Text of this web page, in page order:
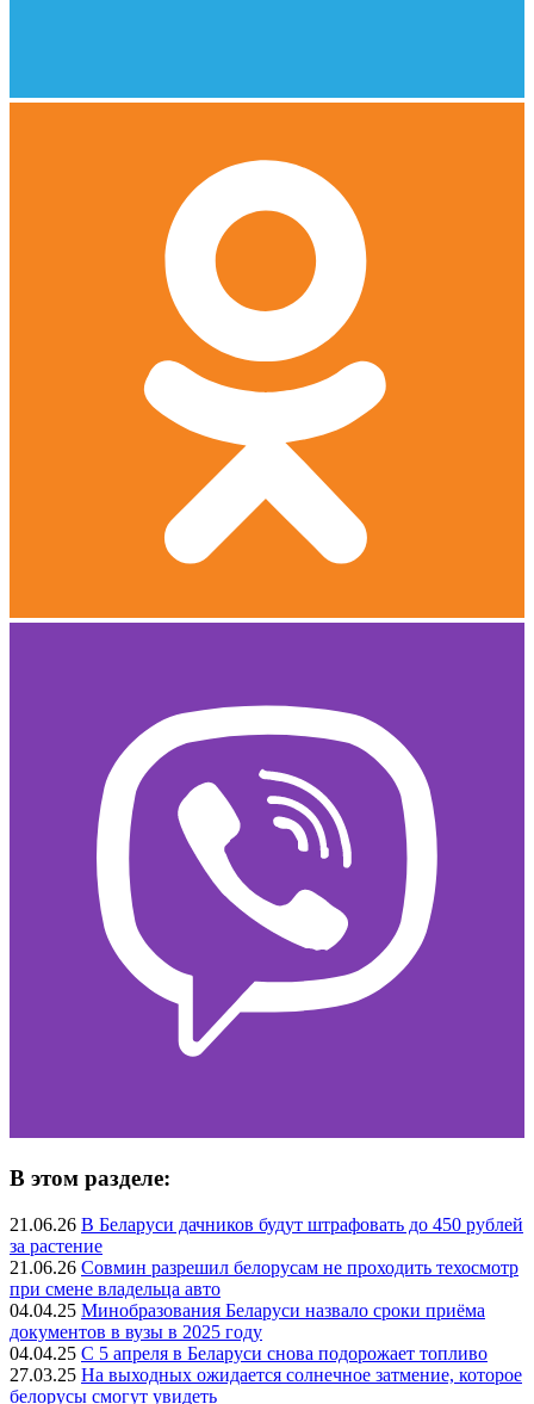
В этом разделе:
21.06.26 В Беларуси дачников будут штрафовать до 450 рублей
за растение
21.06.26 Совмин разрешил белорусам не проходить техосмотр
при смене владельца авто
04.04.25 Минобразования Беларуси назвало сроки приёма
документов в вузы в 2025 году
04.04.25 С 5 апреля в Беларуси снова подорожает топливо
27.03.25 На выходных ожидается солнечное затмение, которое
белорусы смогут увидеть